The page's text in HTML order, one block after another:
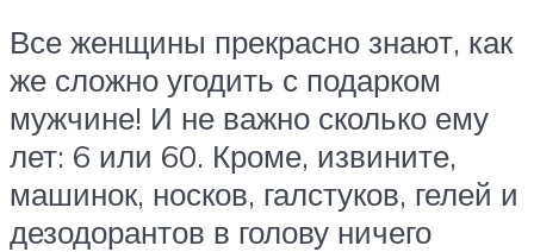
Все женщины прекрасно знают, как
же сложно угодить с подарком
мужчине! И не важно сколько ему
лет: 6 или 60. Кроме, извините,
машинок, носков, галстуков, гелей и
дезодорантов в голову ничего